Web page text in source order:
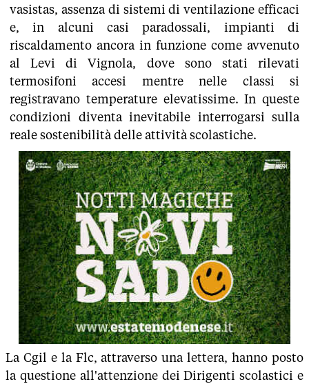
vasistas, assenza di sistemi di ventilazione efficaci
e, in alcuni casi paradossali, impianti di
riscaldamento ancora in funzione come avvenuto
al Levi di Vignola, dove sono stati rilevati
termosifoni accesi mentre nelle classi si
registravano temperature elevatissime. In queste
condizioni diventa inevitabile interrogarsi sulla
reale sostenibilità delle attività scolastiche.
La Cgil e la Flc, attraverso una lettera, hanno posto
la questione all'attenzione dei Dirigenti scolastici e